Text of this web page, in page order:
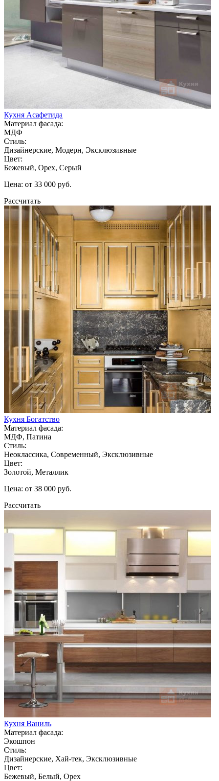
Кухня Асафетида
Материал фасада:
МДФ
Стиль:
Дизайнерские, Модерн, Эксклюзивные
Цвет:
Бежевый, Орех, Серый
Цена: от 33 000 руб.
Рассчитать
Кухня Богатство
Материал фасада:
МДФ, Патина
Стиль:
Неоклассика, Современный, Эксклюзивные
Цвет:
Золотой, Металлик
Цена: от 38 000 руб.
Рассчитать
Кухня Ваниль
Материал фасада:
Экошпон
Стиль:
Дизайнерские, Хай-тек, Эксклюзивные
Цвет:
Бежевый, Белый, Орех